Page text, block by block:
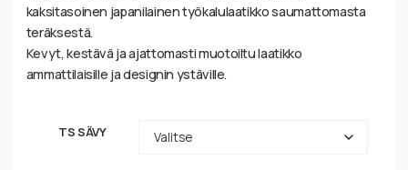
kaksitasoinen japanilainen työkalulaatikko saumattomasta
teräksestä.
Kevyt, kestävä ja ajattomasti muotoiltu laatikko
ammattilaisille ja designin ystäville.
TS SÄVY